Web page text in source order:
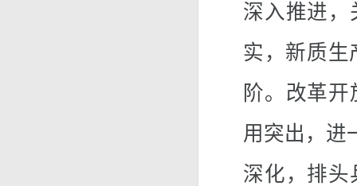
深入推进，
实，新质生
阶。改革
用突出，进
深化，排头